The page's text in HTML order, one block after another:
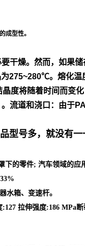
成型性。
干燥。然而，如果
275~280℃。熔化温
度将随着时间而变
流道和浇口：由于
型号多，就没有
下的零件; 汽车领域的
水箱、变速杆。
拉伸强度:186 MPa